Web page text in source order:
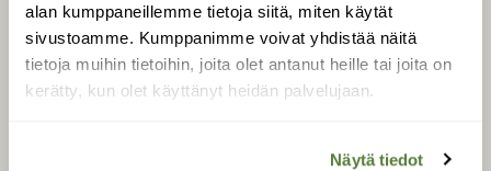
alan kumppaneillemme tietoja siitä, miten käytät
sivustoamme. Kumppanimme voivat yhdistää näitä
tietoja muihin tietoihin, joita olet antanut heille tai joita on
kerätty, kun olet käyttänyt heidän palvelujaan.
Näytä tiedot
SUOMEN LUONNON­
SUOJELU­LIITTO
Suomen Luonto -lehden
luonnonsuojelu­liitto.